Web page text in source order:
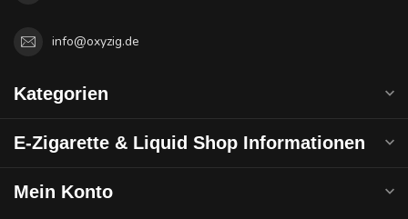
info@oxyzig.de
Kategorien
E-Zigarette & Liquid Shop Informationen
Mein Konto